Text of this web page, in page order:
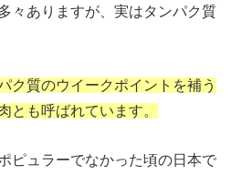
々ありますが、実はタンパク質
ク質のウイークポイントを補う
とも呼ばれています。
ピュラーでなかった頃の日本で